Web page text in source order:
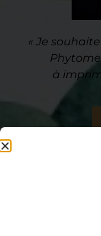
« Je
à